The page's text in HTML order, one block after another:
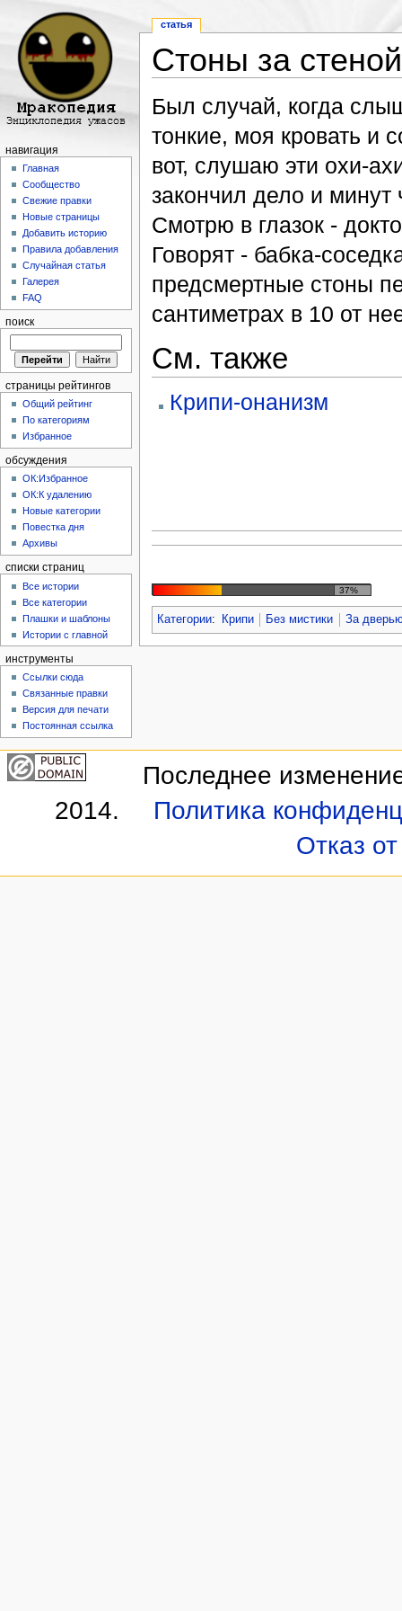
Стоны за стеной
Был случай, когда
тонкие, моя кровать и
вот, слушаю эти охи-
закончил дело и
Смотрю в глазок -
Говорят - бабка-
предсмертные стоны
сантиметрах в 10 от
См. также
Крипи-онанизм
37%
Категории: Крипи Без мистики За
статья
навигация
Главная
Сообщество
Свежие правки
Новые страницы
Добавить историю
Правила добавления
Случайная статья
Галерея
FAQ
поиск
страницы рейтингов
Общий рейтинг
По категориям
Избранное
обсуждения
ОК:Избранное
ОК:К удалению
Новые категории
Повестка дня
Архивы
списки страниц
Все истории
Все категории
Плашки и шаблоны
Истории с главной
инструменты
Ссылки сюда
Связанные правки
Версия для печати
Постоянная ссылка
Последнее
2014.
Политика
Отказ